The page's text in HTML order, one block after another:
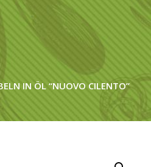
IN ÖL “NUOVO CILENTO”